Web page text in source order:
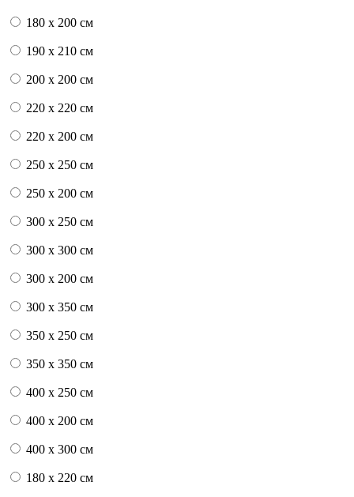
180 x 200 см
190 x 210 см
200 x 200 см
220 x 220 см
220 x 200 см
250 x 250 см
250 x 200 см
300 x 250 см
300 x 300 см
300 x 200 см
300 x 350 см
350 x 250 см
350 x 350 см
400 x 250 см
400 x 200 см
400 x 300 см
180 x 220 см